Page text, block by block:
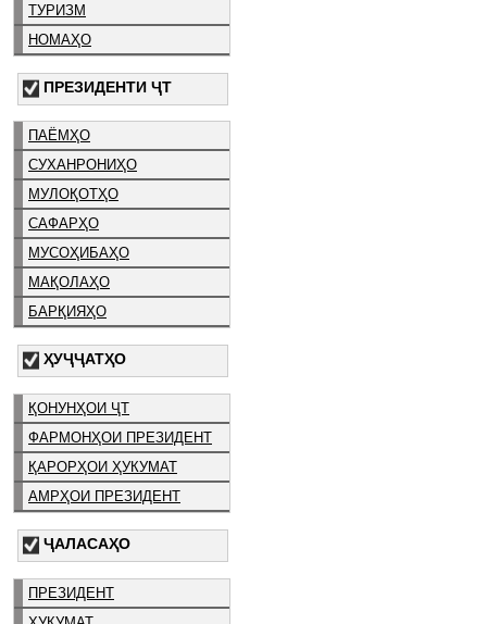
ТУРИЗМ
НОМАҲО
ПРЕЗИДЕНТИ ҶТ
ПАЁМҲО
СУХАНРОНИҲО
МУЛОҚОТҲО
САФАРҲО
МУСОҲИБАҲО
МАҚОЛАҲО
БАРҚИЯҲО
ҲУҶҶАТҲО
ҚОНУНҲОИ ҶТ
ФАРМОНҲОИ ПРЕЗИДЕНТ
ҚАРОРҲОИ ҲУКУМАТ
АМРҲОИ ПРЕЗИДЕНТ
ҶАЛАСАҲО
ПРЕЗИДЕНТ